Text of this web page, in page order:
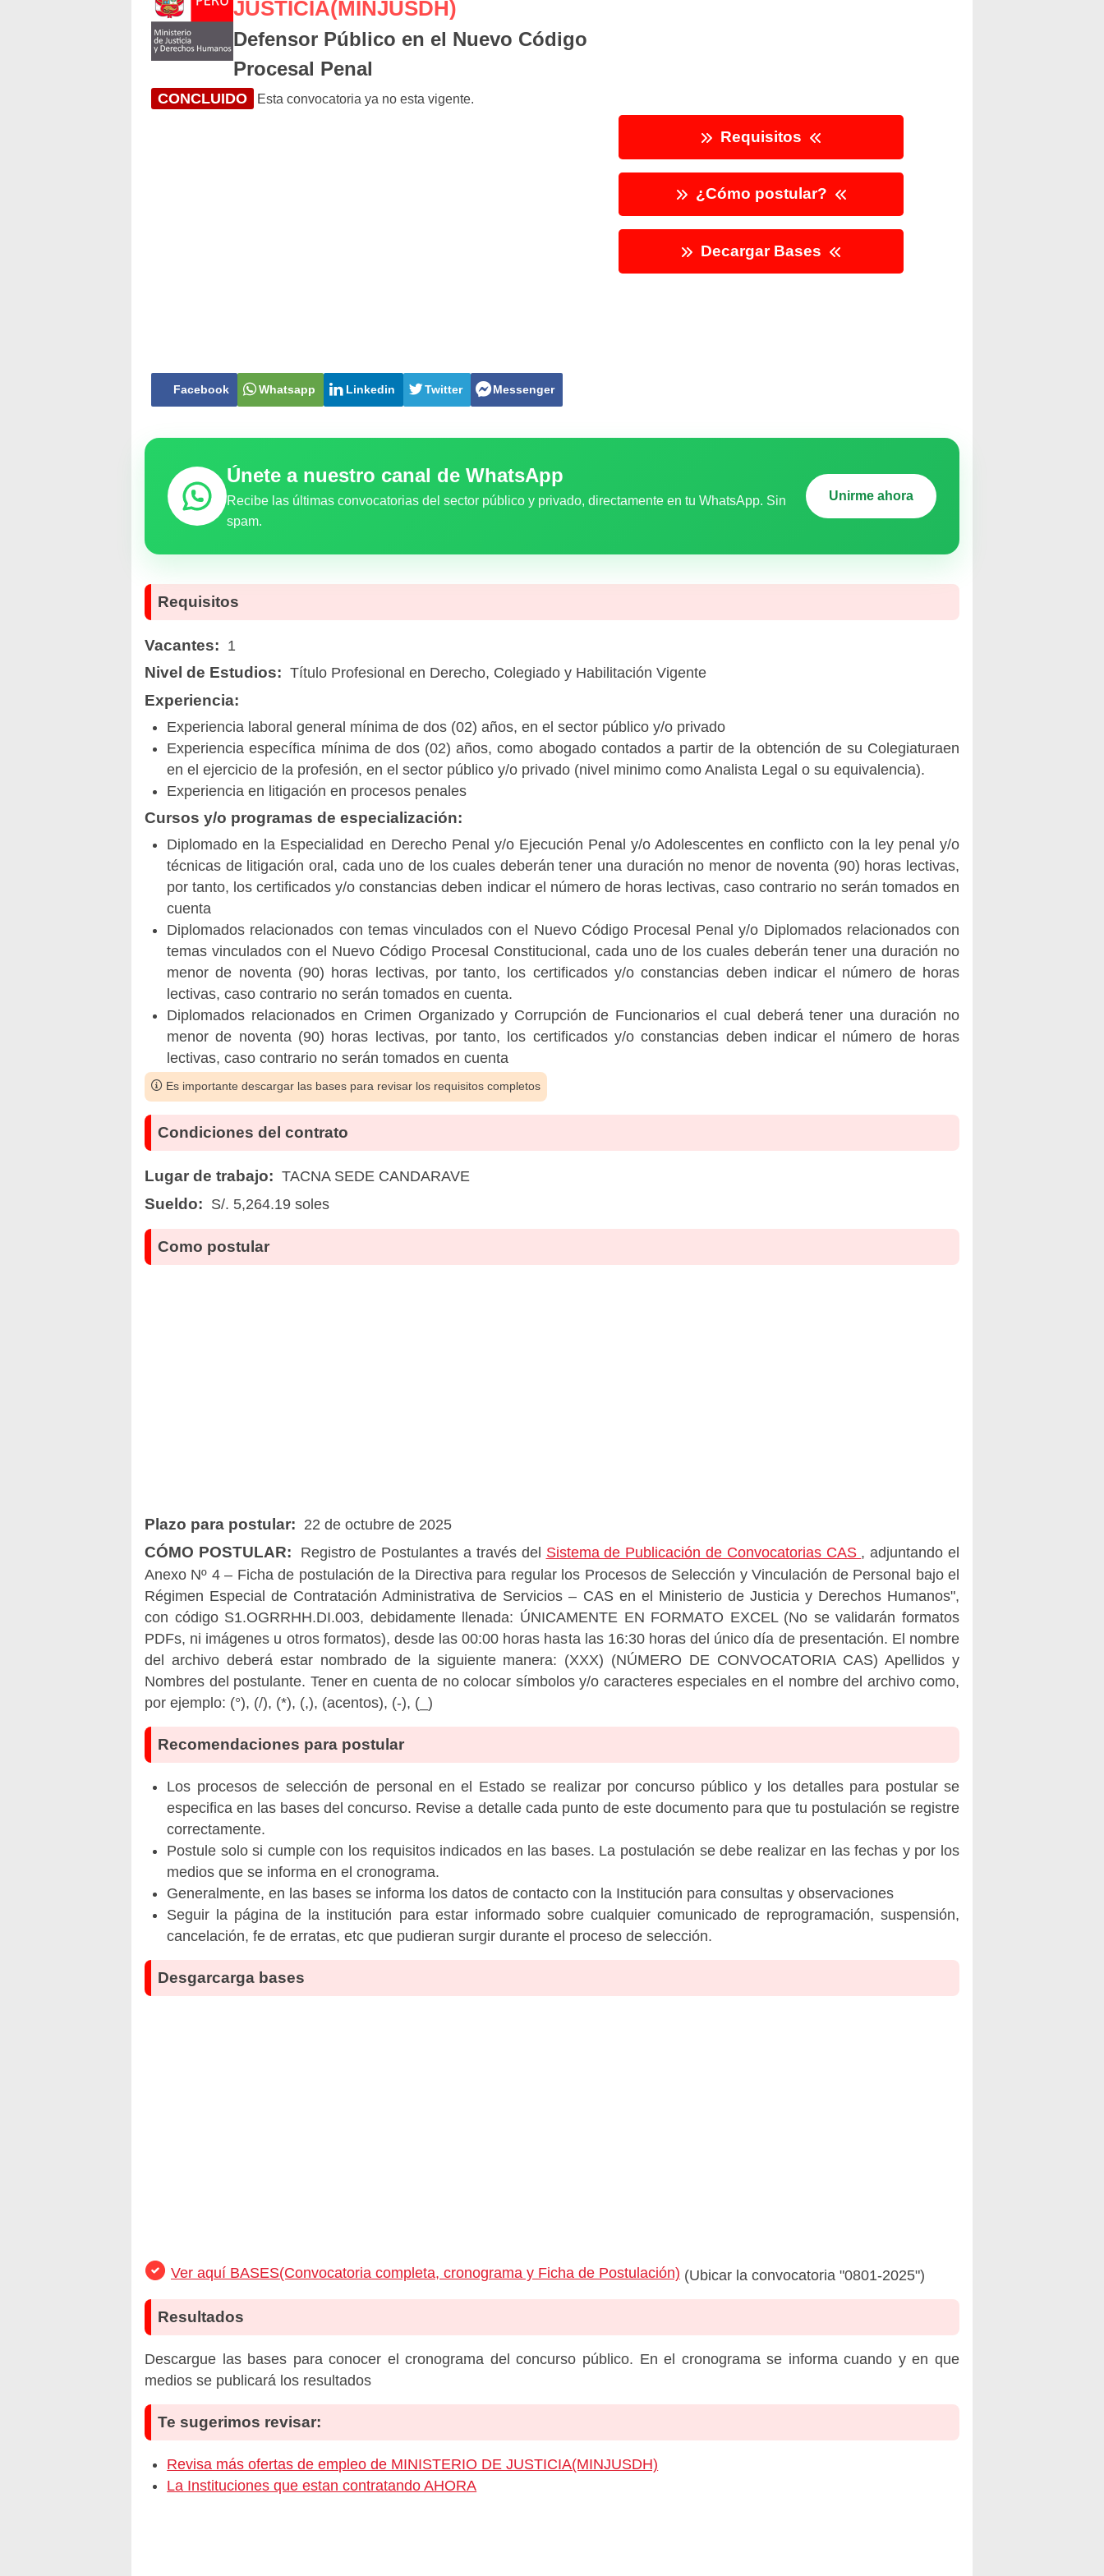
JUSTICIA(MINJUSDH)
Defensor Público en el Nuevo Código
Procesal Penal
CONCLUIDO Esta convocatoria ya no esta vigente.
Facebook Whatsapp Linkedin Twitter Messenger
Requisitos
¿Cómo postular?
Decargar Bases
Únete a nuestro canal de WhatsApp
Recibe las últimas convocatorias del sector público y privado, directamente en tu WhatsApp. Sin
spam.
Unirme ahora
Requisitos
Vacantes: 1
Nivel de Estudios: Título Profesional en Derecho, Colegiado y Habilitación Vigente
Experiencia:
Experiencia laboral general mínima de dos (02) años, en el sector público y/o privado
Experiencia específica mínima de dos (02) años, como abogado contados a partir de la obtención de su Colegiaturaen
en el ejercicio de la profesión, en el sector público y/o privado (nivel minimo como Analista Legal o su equivalencia).
Experiencia en litigación en procesos penales
Cursos y/o programas de especialización:
Diplomado en la Especialidad en Derecho Penal y/o Ejecución Penal y/o Adolescentes en conflicto con la ley penal y/o
técnicas de litigación oral, cada uno de los cuales deberán tener una duración no menor de noventa (90) horas lectivas,
por tanto, los certificados y/o constancias deben indicar el número de horas lectivas, caso contrario no serán tomados en
cuenta
Diplomados relacionados con temas vinculados con el Nuevo Código Procesal Penal y/o Diplomados relacionados con
temas vinculados con el Nuevo Código Procesal Constitucional, cada uno de los cuales deberán tener una duración no
menor de noventa (90) horas lectivas, por tanto, los certificados y/o constancias deben indicar el número de horas
lectivas, caso contrario no serán tomados en cuenta.
Diplomados relacionados en Crimen Organizado y Corrupción de Funcionarios el cual deberá tener una duración no
menor de noventa (90) horas lectivas, por tanto, los certificados y/o constancias deben indicar el número de horas
lectivas, caso contrario no serán tomados en cuenta
Es importante descargar las bases para revisar los requisitos completos
Condiciones del contrato
Lugar de trabajo: TACNA SEDE CANDARAVE
Sueldo: S/. 5,264.19 soles
Como postular
Plazo para postular: 22 de octubre de 2025
CÓMO POSTULAR: Registro de Postulantes a través del Sistema de Publicación de Convocatorias CAS , adjuntando el
Anexo Nº 4 – Ficha de postulación de la Directiva para regular los Procesos de Selección y Vinculación de Personal bajo el
Régimen Especial de Contratación Administrativa de Servicios – CAS en el Ministerio de Justicia y Derechos Humanos",
con código S1.OGRRHH.DI.003, debidamente llenada: ÚNICAMENTE EN FORMATO EXCEL (No se validarán formatos
PDFs, ni imágenes u otros formatos), desde las 00:00 horas hasta las 16:30 horas del único día de presentación. El nombre
del archivo deberá estar nombrado de la siguiente manera: (XXX) (NÚMERO DE CONVOCATORIA CAS) Apellidos y
Nombres del postulante. Tener en cuenta de no colocar símbolos y/o caracteres especiales en el nombre del archivo como,
por ejemplo: (°), (/), (*), (,), (acentos), (-), (_)
Recomendaciones para postular
Los procesos de selección de personal en el Estado se realizar por concurso público y los detalles para postular se
especifica en las bases del concurso. Revise a detalle cada punto de este documento para que tu postulación se registre
correctamente.
Postule solo si cumple con los requisitos indicados en las bases. La postulación se debe realizar en las fechas y por los
medios que se informa en el cronograma.
Generalmente, en las bases se informa los datos de contacto con la Institución para consultas y observaciones
Seguir la página de la institución para estar informado sobre cualquier comunicado de reprogramación, suspensión,
cancelación, fe de erratas, etc que pudieran surgir durante el proceso de selección.
Desgarcarga bases
Ver aquí BASES(Convocatoria completa, cronograma y Ficha de Postulación) (Ubicar la convocatoria "0801-2025")
Resultados
Descargue las bases para conocer el cronograma del concurso público. En el cronograma se informa cuando y en que
medios se publicará los resultados
Te sugerimos revisar:
Revisa más ofertas de empleo de MINISTERIO DE JUSTICIA(MINJUSDH)
La Instituciones que estan contratando AHORA